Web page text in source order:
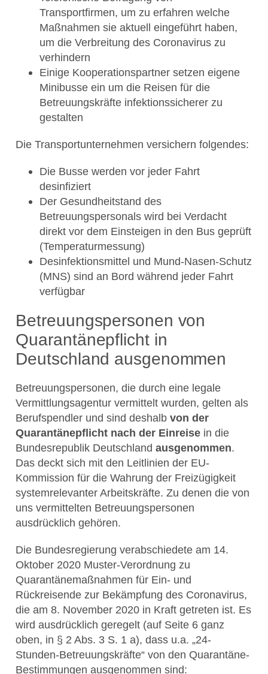
Transportfirmen, um zu erfahren welche
Maßnahmen sie aktuell eingeführt haben,
um die Verbreitung des Coronavirus zu
verhindern
Einige Kooperationspartner setzen eigene
Minibusse ein um die Reisen für die
Betreuungskräfte infektionssicherer zu
gestalten
Die Transportunternehmen versichern folgendes:
Die Busse werden vor jeder Fahrt
desinfiziert
Der Gesundheitstand des
Betreuungspersonals wird bei Verdacht
direkt vor dem Einsteigen in den Bus geprüft
(Temperaturmessung)
Desinfektionsmittel und Mund-Nasen-Schutz
(MNS) sind an Bord während jeder Fahrt
verfügbar
Betreuungspersonen von
Quarantänepflicht in
Deutschland ausgenommen
Betreuungspersonen, die durch eine legale
Vermittlungsagentur vermittelt wurden, gelten als
Berufspendler und sind deshalbvon der
Quarantänepflicht nach der Einreise in die
Bundesrepublik Deutschlandausgenommen.
Das deckt sich mit den Leitlinien der EU-
Kommission für die Wahrung der Freizügigkeit
systemrelevanter Arbeitskräfte. Zu denen die von
uns vermittelten Betreuungspersonen
ausdrücklich gehören.
Die Bundesregierung verabschiedete am 14.
Oktober 2020 Muster-Verordnung zu
Quarantänemaßnahmen für Ein- und
Rückreisende zur Bekämpfung des Coronavirus,
die am 8. November 2020 in Kraft getreten ist. Es
wird ausdrücklich geregelt (auf Seite 6 ganz
oben, in § 2 Abs. 3 S. 1 a), dass u.a. „24-
Stunden-Betreuungskräfte“ von den Quarantäne-
Bestimmungen ausgenommen sind: